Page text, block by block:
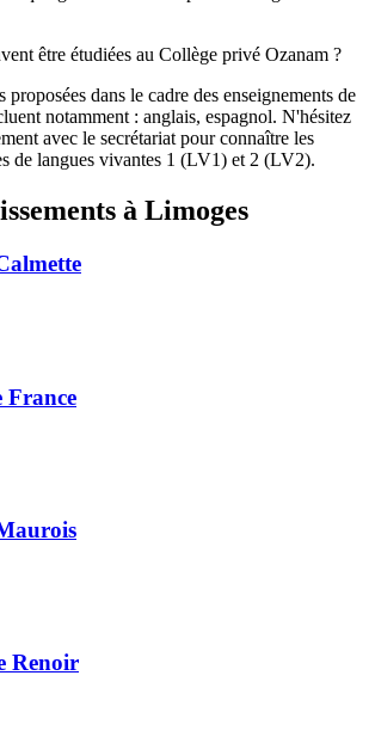
être étudiées au Collège privé Ozanam ?
proposées dans le cadre des enseignements de
notamment : anglais, espagnol. N'hésitez
avec le secrétariat pour connaître les
de langues vivantes 1 (LV1) et 2 (LV2).
à Limoges
France
Renoir